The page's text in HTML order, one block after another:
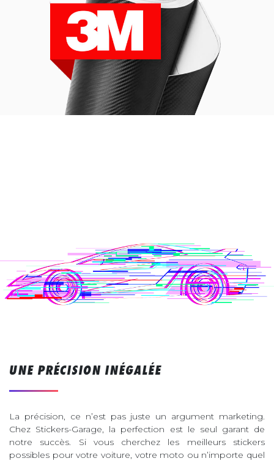
UNE PRÉCISION INÉGALÉE
La précision, ce n’est pas juste un argument marketing.
Chez Stickers-Garage, la perfection est le seul garant de
notre succès. Si vous cherchez les meilleurs stickers
possibles pour votre voiture, votre moto ou n’importe quel